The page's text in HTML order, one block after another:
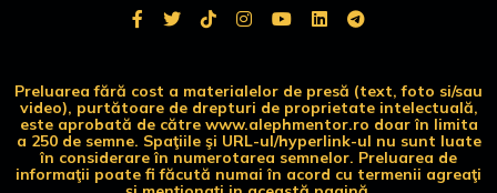
Preluarea fără cost a materialelor de presă (text, foto si/sau
video), purtătoare de drepturi de proprietate intelectuală,
este aprobată de către www.alephmentor.ro doar în limita
a 250 de semne. Spaţiile şi URL-ul/hyperlink-ul nu sunt luate
în considerare în numerotarea semnelor. Preluarea de
informaţii poate fi făcută numai în acord cu termenii agreaţi